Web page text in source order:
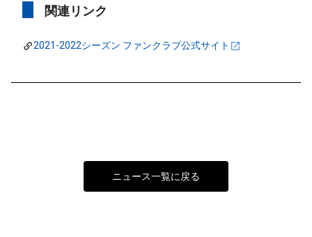
関連リンク
2021-2022シーズン ファンクラブ公式サイト
ニュース一覧に戻る